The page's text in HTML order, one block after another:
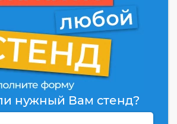
нужный Вам стенд?